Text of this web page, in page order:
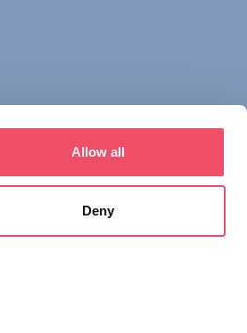
Allow all
Deny